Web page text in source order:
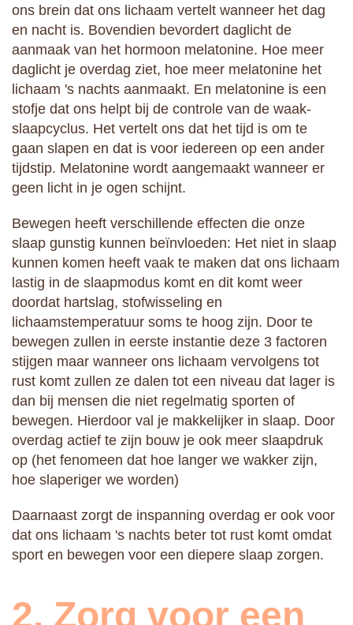
ons brein dat ons lichaam vertelt wanneer het dag
en nacht is. Bovendien bevordert daglicht de
aanmaak van het hormoon melatonine. Hoe meer
daglicht je overdag ziet, hoe meer melatonine het
lichaam 's nachts aanmaakt. En melatonine is een
stofje dat ons helpt bij de controle van de waak-
slaapcyclus. Het vertelt ons dat het tijd is om te
gaan slapen en dat is voor iedereen op een ander
tijdstip. Melatonine wordt aangemaakt wanneer er
geen licht in je ogen schijnt.
Bewegen heeft verschillende effecten die onze
slaap gunstig kunnen beïnvloeden: Het niet in slaap
kunnen komen heeft vaak te maken dat ons lichaam
lastig in de slaapmodus komt en dit komt weer
doordat hartslag, stofwisseling en
lichaamstemperatuur soms te hoog zijn. Door te
bewegen zullen in eerste instantie deze 3 factoren
stijgen maar wanneer ons lichaam vervolgens tot
rust komt zullen ze dalen tot een niveau dat lager is
dan bij mensen die niet regelmatig sporten of
bewegen. Hierdoor val je makkelijker in slaap. Door
overdag actief te zijn bouw je ook meer slaapdruk
op (het fenomeen dat hoe langer we wakker zijn,
hoe slaperiger we worden)
Daarnaast zorgt de inspanning overdag er ook voor
dat ons lichaam 's nachts beter tot rust komt omdat
sport en bewegen voor een diepere slaap zorgen.
2. Zorg voor een